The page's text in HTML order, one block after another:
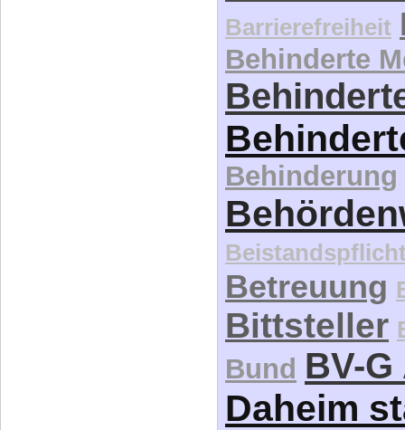
Barrierefreiheit
Behinderte
Behinderung
Betreuung
Bittsteller
Bund BV-
Daheim